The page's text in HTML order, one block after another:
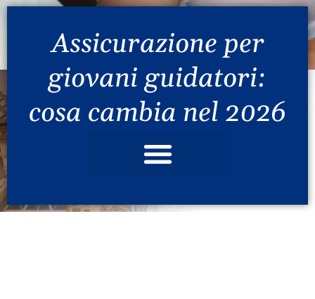
Assicurazione per
giovani guidatori:
cosa cambia nel 2026